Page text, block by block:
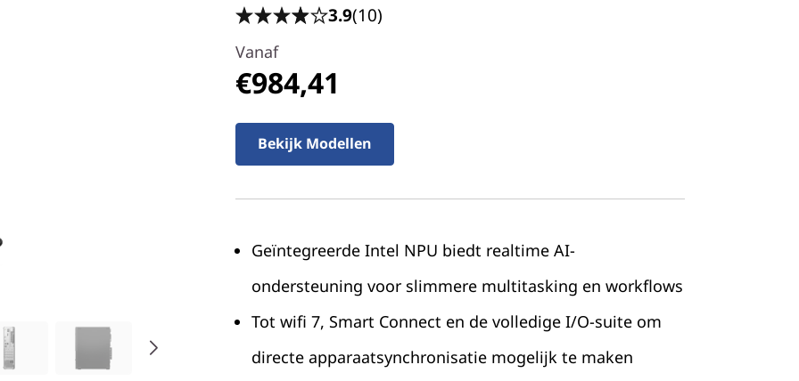
3.9(10)
Vanaf
€984,41
Bekijk Modellen
Geïntegreerde Intel NPU biedt realtime AI-
ondersteuning voor slimmere multitasking en workflows
Tot wifi 7, Smart Connect en de volledige I/O-suite om
directe apparaatsynchronisatie mogelijk te maken